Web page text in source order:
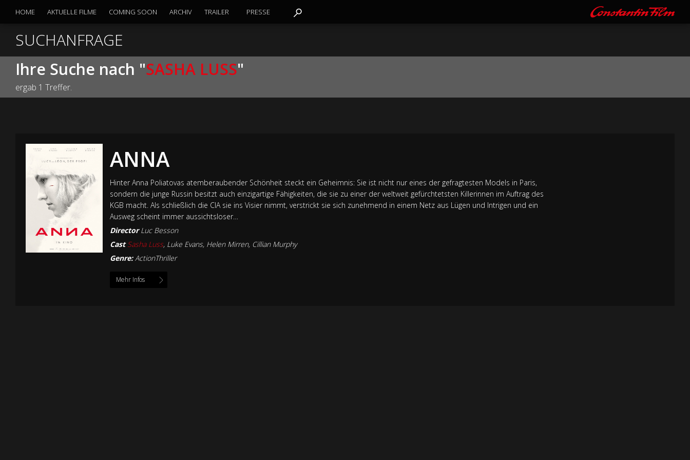
SUCHANFRAGE
Ihre Suche nach "SASHA LUSS"
ergab 1 Treffer.
ANNA
Hinter Anna Poliatovas atemberaubender Schönheit steckt ein Geheimnis: Sie ist nicht nur eines der gefragtesten Models in Paris,
sondern die junge Russin besitzt auch einzigartige Fähigkeiten, die sie zu einer der weltweit gefürchtetsten Killerinnen im Auftrag des
KGB macht. Als schließlich die CIA sie ins Visier nimmt, verstrickt sie sich zunehmend in einem Netz aus Lügen und Intrigen und ein
Ausweg scheint immer aussichtsloser…
Director Luc Besson
Cast Sasha Luss, Luke Evans, Helen Mirren, Cillian Murphy
Genre:ActionThriller
Mehr Infos
HOME AKTUELLE FILME COMING SOON ARCHIV TRAILER PRESSE